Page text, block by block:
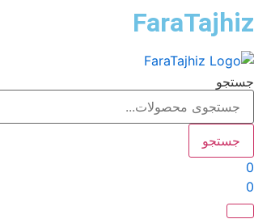
FaraTajhiz
جستجو
جستجو
0
0